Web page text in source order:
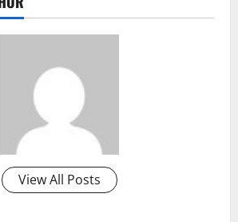
View All Posts